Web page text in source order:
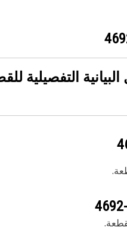
التفصيلية